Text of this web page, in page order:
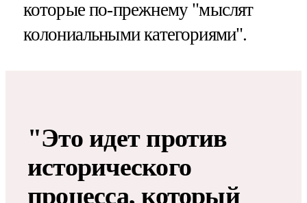
которые по-прежнему "мыслят
колониальными категориями".
"Это идет против
исторического
процесса, который